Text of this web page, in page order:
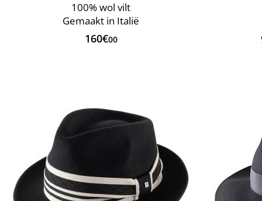
100% wol vilt
Gemaakt in Italië
160€00